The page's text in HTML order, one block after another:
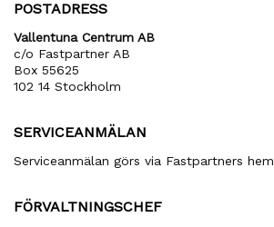
POSTADRESS
Vallentuna Centrum AB
c/o Fastpartner AB
Box 55625
102 14 Stockholm
SERVICEANMÄLAN
Serviceanmälan görs via Fastpartners
FÖRVALTNINGSCHEF